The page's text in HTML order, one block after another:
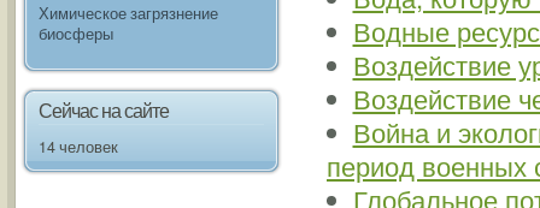
Химическое загрязнение
биосферы
Сейчас на сайте
14 человек
Водные
Воздействие
Воздействие
Война и
период военных
Глобальное